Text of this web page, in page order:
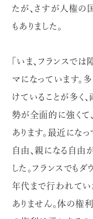
たが、さすが人権の
もありました。
「いま、フランスで
マになっています。
けていることが多く
勢が全面的に強くて
あります。最近にな
自由、親になる自由
した。フランスでも
年代まで行われてい
ありません。体の権